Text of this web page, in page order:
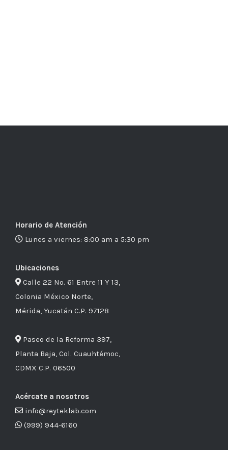
Horario de Atención
Lunes a viernes: 8:00 am a 5:30 pm
Ubicaciones
Calle 22 No. 61 Entre 11 Y 13,
Colonia México Norte,
Mérida, Yucatán C.P. 97128
Paseo de la Reforma 397,
Planta Baja, Col. Cuauhtémoc,
CDMX C.P. 06500
Acércate a nosotros
info@reyteklab.com
(999) 944-6160